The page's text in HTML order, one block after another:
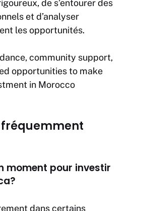
de s’entourer des
et d’analyser
les opportunités.
community support,
opportunities to make
in Morocco
fréquemment
moment pour investir
dans certains